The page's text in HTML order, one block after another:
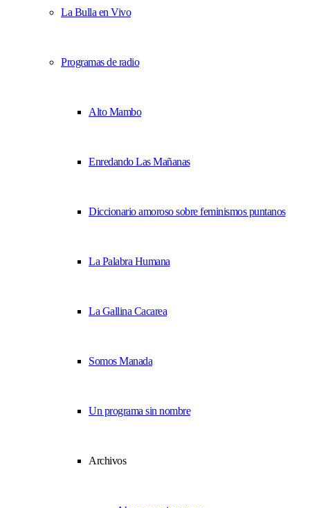
La Bulla en Vivo
Programas de radio
Alto Mambo
Enredando Las Mañanas
Diccionario amoroso sobre feminismos puntanos
La Palabra Humana
La Gallina Cacarea
Somos Manada
Un programa sin nombre
Archivos